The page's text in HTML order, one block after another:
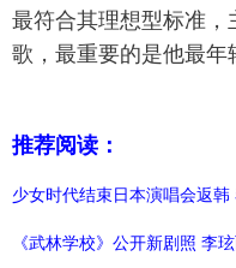
最符合其理想型标准
歌，最重要的是他最年
推荐阅读：
少女时代结束日本演唱会返
《武林学校》公开新剧照 李